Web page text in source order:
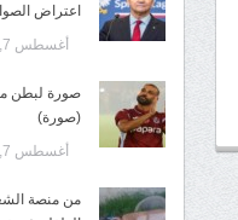
اعتراض
أغسطس 7, 2026
صورة لبطن
(صورة)
أغسطس 7, 2026
من منصة